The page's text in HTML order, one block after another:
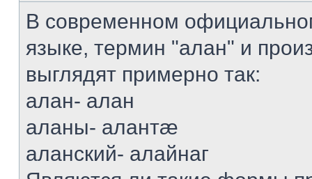
В современном
языке, термин "алан" и
выглядят примерно так:
алан- алан
аланы- алантæ
аланский- алайнаг